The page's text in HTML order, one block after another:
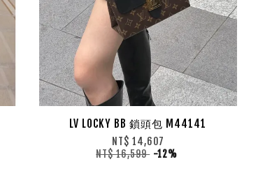
LV LOCKY BB 鎖頭包 M44141
NT$ 14,607
NT$ 16,599 -12%